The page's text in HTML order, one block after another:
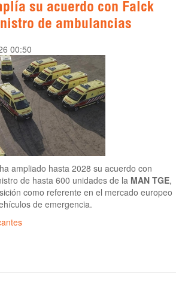
su acuerdo con Falck
de ambulancias
00:50
ha ampliado hasta 2028 su acuerdo con
de hasta 600 unidades de la MAN TGE,
como referente en el mercado europeo
de emergencia.